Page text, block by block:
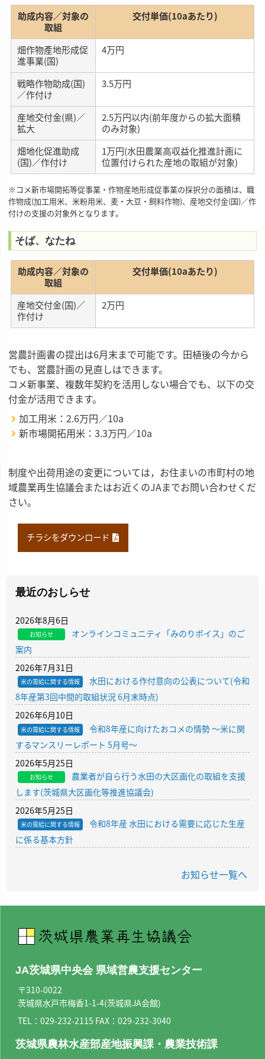
助成内容／対象の
取組
交付単価(10aあたり)
畑作物產地形成促
進事業(国)
4万円
戦略作物助成(国)
／作付け
3.5万円
産地交付金(県)／
拡大
2.5万円以内(前年度からの拡大面積
のみ対象)
畑地化促進助成
(国)／作付け
1万円(水田農業高収益化推進計画に
位置付けられた産地の取組が対象)
※コメ新市場開拓等促事業・作物産地形成促事業の採択分の面積は、職
作物成(加工用米、米粉用米、麦・大豆・飼料作物)、産地交付金(国)／作
付けの支援の対象外となります。
そば、なたね
助成内容／対象の
取組
交付単価(10aあたり)
産地交付金(国)／
作付け
2万円
営農計画書の提出は6月末まで可能です。田植後の今から
でも、営農計画の見直しはできます。
コメ新事業、複数年契約を活用しない場合でも、以下の交
付金が活用できます。
加工用米：2.6万円／10a
新市場開拓用米：3.3万円／10a
制度や出荷用途の変更については，お住まいの市町村の地
域農業再生協議会またはお近くのJAまでお問い合わせくだ
さい。
チラシをダウンロード
最近のおしらせ
2026年8月6日
お知らせ
オンラインコミュニティ「みのりボイス」のご
案内
2026年7月31日
米の需給に関する情報
水田における作付意向の公表について(令和
8年産第3回中間的取組状況 6月末時点)
2026年6月10日
米の需給に関する情報
令和8年産に向けたおコメの情勢 〜米に関
するマンスリーレポート 5月号〜
2026年5月25日
お知らせ
農業者が自ら行う水田の大区画化の取組を支援
します(茨城県大区画化等推進協議会)
2026年5月25日
米の需給に関する情報
令和8年産 水田における需要に応じた生産
に係る基本方針
お知らせ一覧へ
JA茨城県中央会 県域営農支援センター
〒310-0022
茨城県水戸市梅香1-1-4(茨城県JA会館)
TEL： 029-232-2115 FAX：029-232-3040
茨城県農林水産部産地振興課・農業技術課